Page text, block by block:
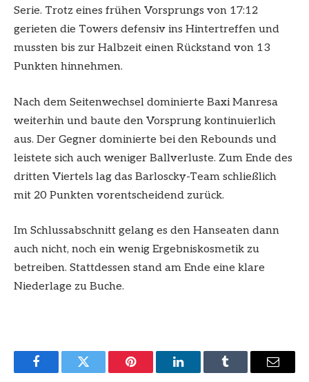
Serie. Trotz eines frühen Vorsprungs von 17:12
gerieten die Towers defensiv ins Hintertreffen und
mussten bis zur Halbzeit einen Rückstand von 13
Punkten hinnehmen.
Nach dem Seitenwechsel dominierte Baxi Manresa
weiterhin und baute den Vorsprung kontinuierlich
aus. Der Gegner dominierte bei den Rebounds und
leistete sich auch weniger Ballverluste. Zum Ende des
dritten Viertels lag das Barloscky-Team schließlich
mit 20 Punkten vorentscheidend zurück.
Im Schlussabschnitt gelang es den Hanseaten dann
auch nicht, noch ein wenig Ergebniskosmetik zu
betreiben. Stattdessen stand am Ende eine klare
Niederlage zu Buche.
FacebookTwitter Pinterest LinkedInTumblr Email